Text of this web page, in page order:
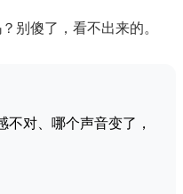
别傻了，看不出来的。
对、哪个声音变了，